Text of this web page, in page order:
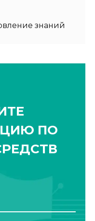
знаний
ПО